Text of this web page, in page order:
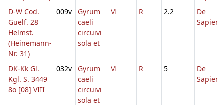
D-W Cod.
Guelf. 28
Helmst.
(Heinemann-
Nr. 31)
009v
Gyrum
caeli
circuivi
sola et
M R 2.2
De
DK-Kk Gl.
Kgl. S. 3449
8o [08] VIII
032v
Gyrum
caeli
circuivi
sola et
M R 5
De